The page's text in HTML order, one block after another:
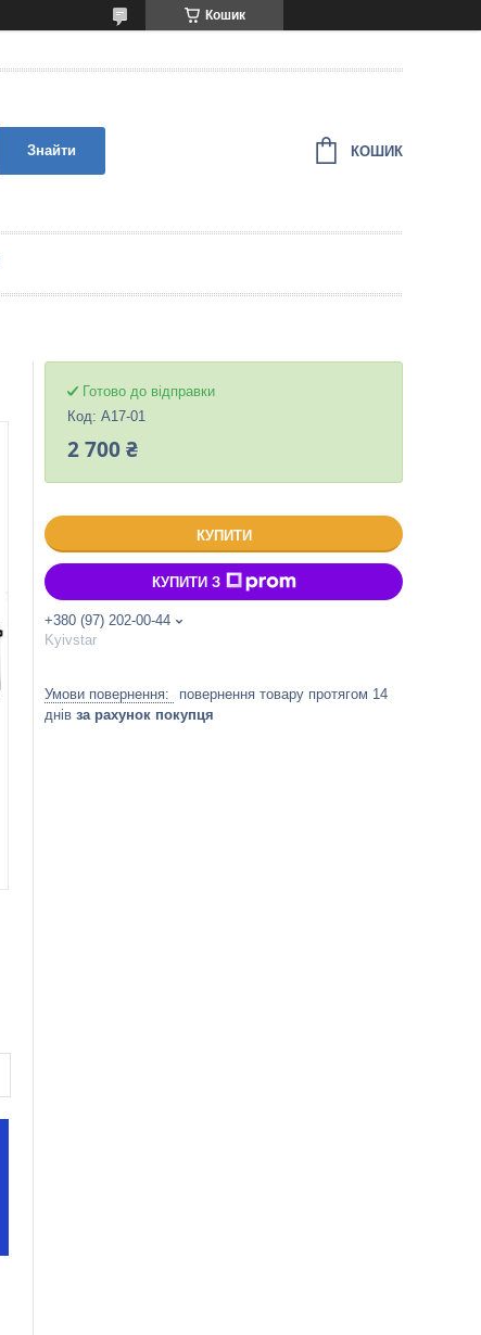
Кошик
Знайти КОШИК
Готово до відправки
Код: A17-01
2 700 ₴
КУПИТИ
КУПИТИ З
+380 (97) 202-00-44
Kyivstar
повернення товару протягом 14
днів за рахунок покупця